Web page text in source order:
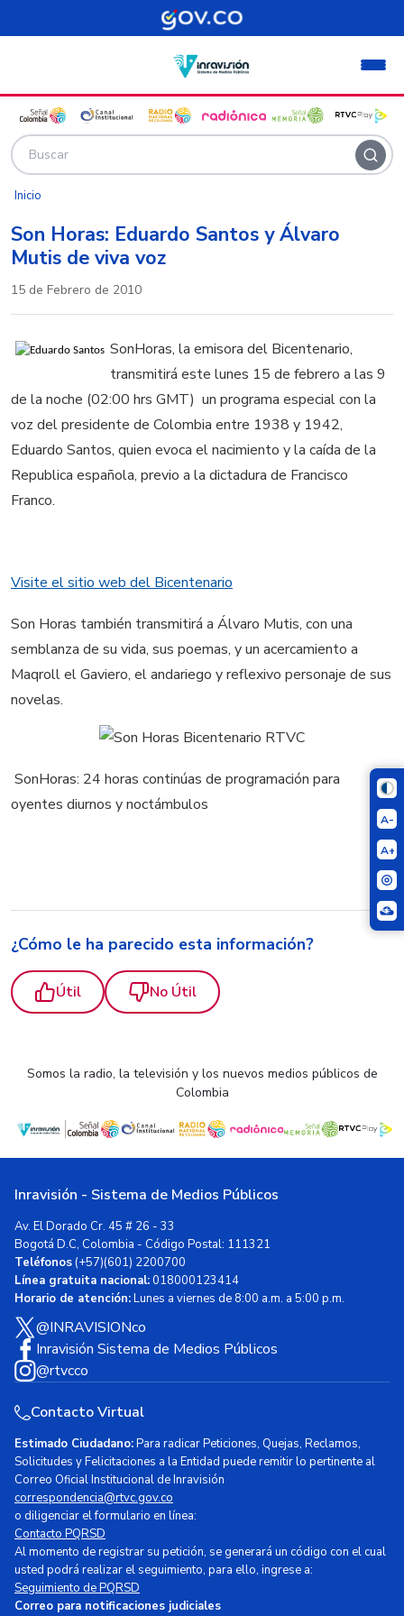
Pasar al contenido principal
A-
A+
Inicio
Son Horas: Eduardo Santos y Álvaro
Mutis de viva voz
15 de Febrero de 2010
SonHoras, la emisora del Bicentenario,
transmitirá este lunes 15 de febrero a las 9
de la noche (02:00 hrs GMT) un programa especial con la
voz del presidente de Colombia entre 1938 y 1942,
Eduardo Santos, quien evoca el nacimiento y la caída de la
Republica española, previo a la dictadura de Francisco
Franco.
Visite el sitio web del Bicentenario
Son Horas también transmitirá a Álvaro Mutis, con una
semblanza de su vida, sus poemas, y un acercamiento a
Maqroll el Gaviero, el andariego y reflexivo personaje de sus
novelas.
SonHoras: 24 horas continúas de programación para
oyentes diurnos y noctámbulos
¿Cómo le ha parecido esta información?
Útil No Útil
Somos la radio, la televisión y los nuevos medios públicos de
Colombia
Inravisión - Sistema de Medios Públicos
Av. El Dorado Cr. 45 # 26 - 33
Bogotá D.C, Colombia - Código Postal: 111321
Teléfonos(+57)(601) 2200700
Línea gratuita nacional:018000123414
Horario de atención:Lunes a viernes de 8:00 a.m. a 5:00 p.m.
@INRAVISIONco
Inravisión Sistema de Medios Públicos
@rtvcco
Contacto Virtual
Estimado Ciudadano:Para radicar Peticiones, Quejas, Reclamos,
Solicitudes y Felicitaciones a la Entidad puede remitir lo pertinente al
Correo Oficial Institucional de Inravisión
correspondencia@rtvc.gov.co
o diligenciar el formulario en línea:
Contacto PQRSD
Al momento de registrar su petición, se generará un código con el cual
usted podrá realizar el seguimiento, para ello, ingrese a:
Seguimiento de PQRSD
Correo para notificaciones judiciales